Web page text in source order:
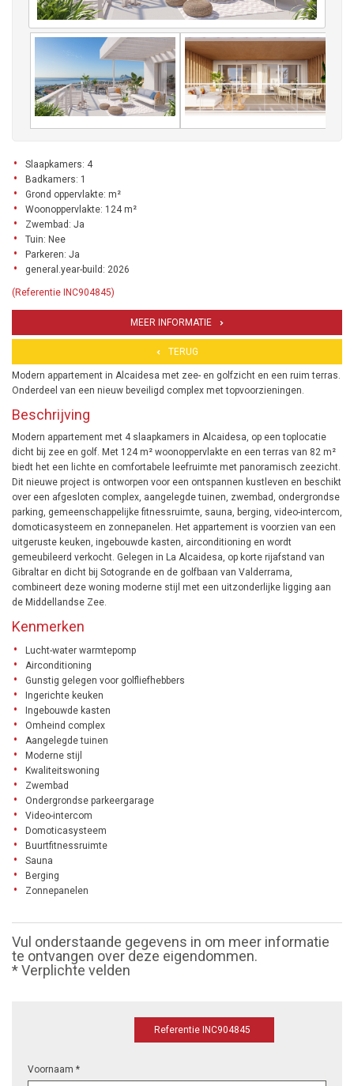
Slaapkamers: 4
Badkamers: 1
Grond oppervlakte: m²
Woonoppervlakte: 124 m²
Zwembad: Ja
Tuin: Nee
Parkeren: Ja
general.year-build: 2026
(Referentie INC904845)
MEER INFORMATIE
TERUG
Modern appartement in Alcaidesa met zee- en golfzicht en een ruim terras.
Onderdeel van een nieuw beveiligd complex met topvoorzieningen.
Beschrijving
Modern appartement met 4 slaapkamers in Alcaidesa, op een toplocatie
dicht bij zee en golf. Met 124 m² woonoppervlakte en een terras van 82 m²
biedt het een lichte en comfortabele leefruimte met panoramisch zeezicht.
Dit nieuwe project is ontworpen voor een ontspannen kustleven en beschikt
over een afgesloten complex, aangelegde tuinen, zwembad, ondergrondse
parking, gemeenschappelijke fitnessruimte, sauna, berging, video-intercom,
domoticasysteem en zonnepanelen. Het appartement is voorzien van een
uitgeruste keuken, ingebouwde kasten, airconditioning en wordt
gemeubileerd verkocht. Gelegen in La Alcaidesa, op korte rijafstand van
Gibraltar en dicht bij Sotogrande en de golfbaan van Valderrama,
combineert deze woning moderne stijl met een uitzonderlijke ligging aan
de Middellandse Zee.
Kenmerken
Lucht-water warmtepomp
Airconditioning
Gunstig gelegen voor golfliefhebbers
Ingerichte keuken
Ingebouwde kasten
Omheind complex
Aangelegde tuinen
Moderne stijl
Kwaliteitswoning
Zwembad
Ondergrondse parkeergarage
Video-intercom
Domoticasysteem
Buurtfitnessruimte
Sauna
Berging
Zonnepanelen
Vul onderstaande gegevens in om meer informatie
te ontvangen over deze eigendommen.
* Verplichte velden
Referentie INC904845
Voornaam *